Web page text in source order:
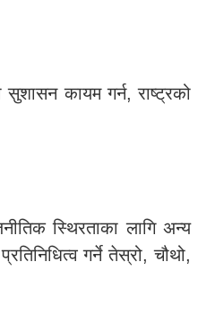
सुशासन कायम गर्न, राष्ट्रको
स्थिरताका लागि अन्य
गर्ने तेस्रो, चौथो,